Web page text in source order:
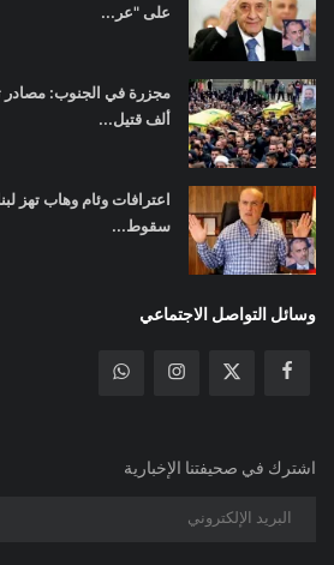
على "عر...
ألف قتيل...
اعترافات وئام وهاب تهز
سقوط...
وسائل التواصل الاجتماعي
اشترك في صحيفتنا الإخبارية